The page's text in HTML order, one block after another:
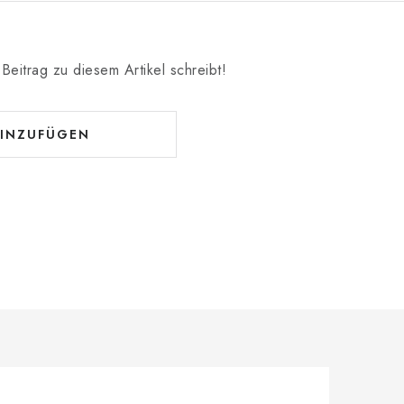
zu diesem Artikel schreibt!